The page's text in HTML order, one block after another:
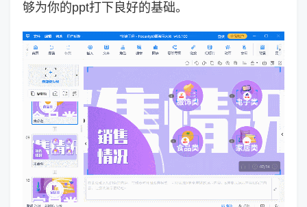
够为你的ppt打下良好的基础。